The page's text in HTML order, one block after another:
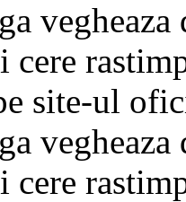
cere
site-ul
cere